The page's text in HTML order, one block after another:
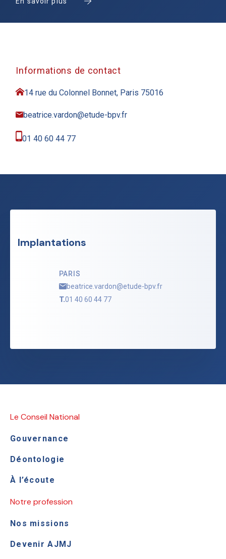
Informations de contact
14 rue du Colonnel Bonnet, Paris 75016
beatrice.vardon@etude-bpv.fr
01 40 60 44 77
Implantations
PARIS
beatrice.vardon@etude-bpv.fr
T.01 40 60 44 77
Le Conseil National
Gouvernance
Déontologie
À l’écoute
Notre profession
Nos missions
Devenir AJMJ